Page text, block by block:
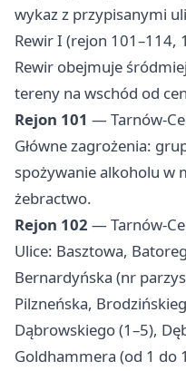
wykaz z przypisanymi
Rewir I (rejon 101–114,
Rewir obejmuje
tereny na wschód od
Rejon 101 — Tarnów-
Główne zagrożenia:
spożywanie alkoholu w
żebractwo.
Rejon 102 — Tarnów-
Ulice: Basztowa,
Bernardyńska (nr
Pilzneńska,
Dąbrowskiego (1–5),
Goldhammera (od 1 do